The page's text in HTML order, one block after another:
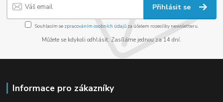
Přihlásit se
Souhlasím se zpracováním osobních údajůza účelem rozesílky newsletteru.
Můžete se kdykoli odhlásit. Zasíláme jednou za 14 dní.
Informace pro zákazníky